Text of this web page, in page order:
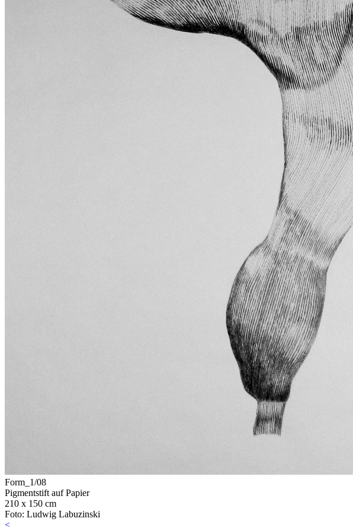
Form_1/08
Pigmentstift auf Papier
210 x 150 cm
Foto: Ludwig Labuzinski
<